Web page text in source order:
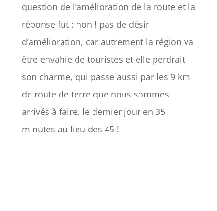
question de l’amélioration de la route et la
réponse fut : non ! pas de désir
d’amélioration, car autrement la région va
être envahie de touristes et elle perdrait
son charme, qui passe aussi par les 9 km
de route de terre que nous sommes
arrivés à faire, le dernier jour en 35
minutes au lieu des 45 !